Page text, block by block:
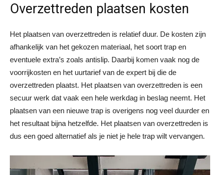
Overzettreden plaatsen kosten
Het plaatsen van overzettreden is relatief duur. De kosten zijn
afhankelijk van het gekozen materiaal, het soort trap en
eventuele extra’s zoals antislip. Daarbij komen vaak nog de
voorrijkosten en het uurtarief van de expert bij die de
overzettreden plaatst. Het plaatsen van overzettreden is een
secuur werk dat vaak een hele werkdag in beslag neemt. Het
plaatsen van een nieuwe trap is overigens nog veel duurder en
het resultaat bijna hetzelfde. Het plaatsen van overzettreden is
dus een goed alternatief als je niet je hele trap wilt vervangen.